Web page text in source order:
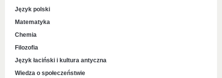
Język polski
Matematyka
Chemia
Filozofia
Język łaciński i kultura antyczna
Wiedza o społeczeństwie